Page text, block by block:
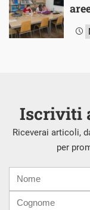
Iscriviti
Riceverai articoli,
per
mail